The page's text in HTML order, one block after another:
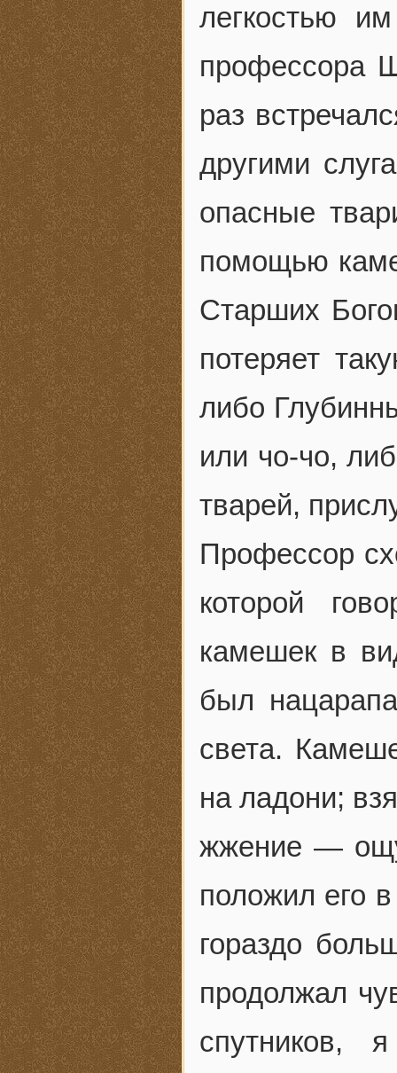
легкостью
профессора
раз
другими
опасные
помощью
Старших
потеряет
либо
или чо-чо,
тварей,
Профессор
которой
камешек в
был
света.
на ладони;
жжение —
положил его
гораздо
продолжал
спутников,